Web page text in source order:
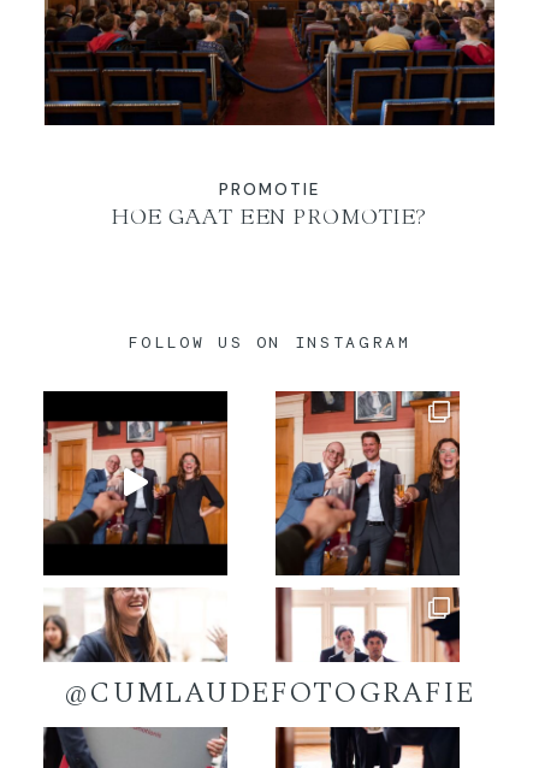
PROMOTIE
HOE GAAT EEN PROMOTIE?
FOLLOW US ON INSTAGRAM
@CUMLAUDEFOTOGRAFIE